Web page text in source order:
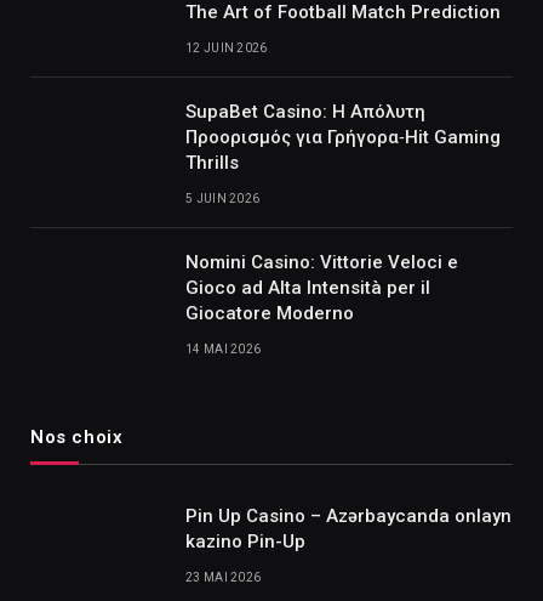
The Art of Football Match Prediction
12 JUIN 2026
SupaBet Casino: Η Απόλυτη
Προορισμός για Γρήγορα‑Hit Gaming
Thrills
5 JUIN 2026
Nomini Casino: Vittorie Veloci e
Gioco ad Alta Intensità per il
Giocatore Moderno
14 MAI 2026
Nos choix
Pin Up Casino – Azərbaycanda onlayn
kazino Pin-Up
23 MAI 2026